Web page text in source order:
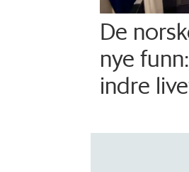
De
nye
indre